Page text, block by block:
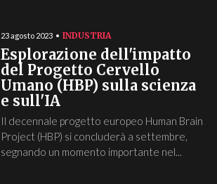
23 agosto 2023 INDUSTRIA
Esplorazione dell'impatto
del Progetto Cervello
Umano (HBP) sulla scienza
e sull'IA
Il decennale progetto europeo Human Brain
Project (HBP) si concluderà a settembre,
segnando un momento importante nel...